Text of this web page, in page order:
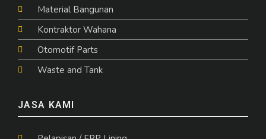
Material Bangunan
Kontraktor Wahana
Otomotif Parts
Waste and Tank
JASA KAMI